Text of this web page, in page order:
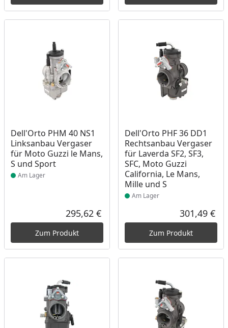
Dell'Orto PHM 40 NS1
Linksanbau Vergaser
für Moto Guzzi le Mans,
S und Sport
Produkt am Lager
Am Lager
Aktueller Preis
295,62 €
Zum Produkt
Dell'Orto PHF 36 DD1
Rechtsanbau Vergaser
für Laverda SF2, SF3,
SFC, Moto Guzzi
California, Le Mans,
Mille und S
Produkt am Lager
Am Lager
301,49 €
Zum Produkt